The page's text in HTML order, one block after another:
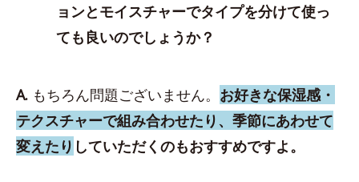
ョンとモイスチャーでタイプを分けて使っ
ても良いのでしょうか？
A. もちろん問題ございません。 お好きな保湿感・
テクスチャーで組み合わせたり、季節にあわせて
変えたり していただくのもおすすめですよ。